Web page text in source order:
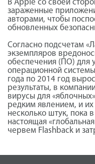
В Apple со своей
зараженные
авторами, чтобы
обновленных
Согласно подсчетам
экземпляров
обеспечения (ПО) для
операционной
года по 2014 год
результаты, в
вирусы для
редким явлением, и их
несколько штук, пока
настоящая
червем Flashback и